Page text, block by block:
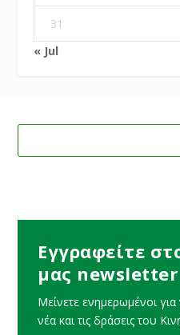
31
« Jul
Εγγραφείτε
μας newsletter
Μείνετε ενημερωμένοι
νέα και τις δράσεις του